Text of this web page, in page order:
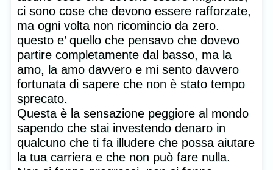
ci sono cose che devono essere rafforzate,
ma ogni volta non ricomincio da zero.
questo e’ quello che pensavo che dovevo
partire completamente dal basso, ma la
amo, la amo davvero e mi sento davvero
fortunata di sapere che non è stato tempo
sprecato.
Questa è la sensazione peggiore al mondo
sapendo che stai investendo denaro in
qualcuno che ti fa illudere che possa aiutare
la tua carriera e che non può fare nulla.